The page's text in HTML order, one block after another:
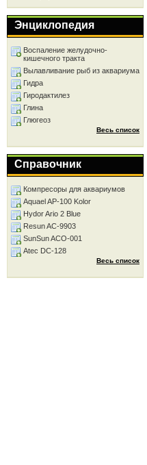
Энциклопедия
Воспаление желудочно-
кишечного тракта
Вылавливание рыб из аквариума
Гидра
Гиродактилез
Глина
Глюгеоз
Весь список
Справочник
Компресоры для аквариумов
Aquael AP-100 Kolor
Hydor Ario 2 Blue
Resun AC-9903
SunSun ACO-001
Atec DC-128
Весь список